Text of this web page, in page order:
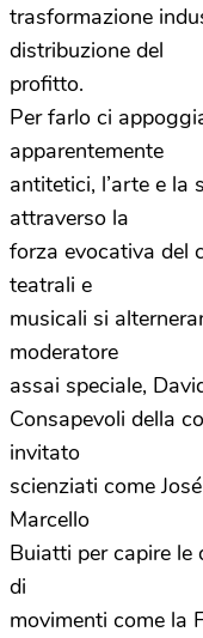
trasformazione
distribuzione del
profitto.
Per farlo ci
apparentemente
antitetici, l’arte e la
attraverso la
forza evocativa del
teatrali e
musicali si
moderatore
assai speciale,
Consapevoli della
invitato
scienziati come
Marcello
Buiatti per capire le
di
movimenti come la